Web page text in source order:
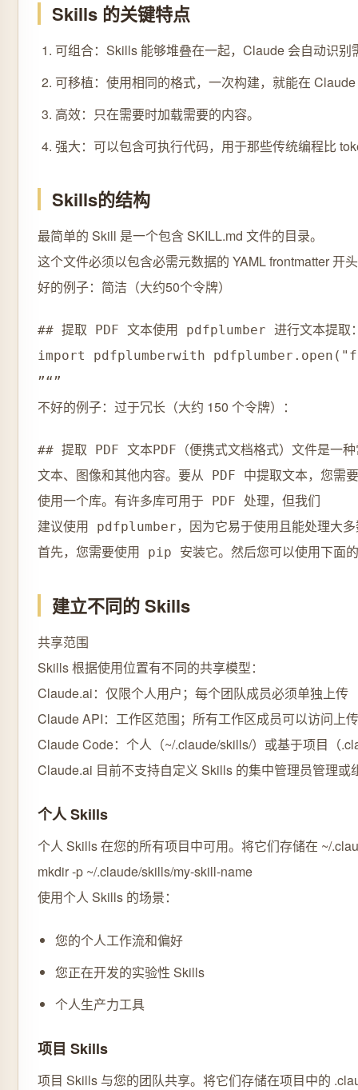
Skills 的关键特点
可组合：Skills 能够堆叠在一起，Claude 会自动识
可移植：使用相同的格式，一次构建，就能在
高效：只在需要时加载需要的内容。
强大：可以包含可执行代码，用于那些传统编程比
Skills的结构
最简单的 Skill 是一个包含 SKILL.md 文件的目录。
这个文件必须以包含必需元数据的 YAML frontmatter
好的例子：简洁（大约50个令牌）
## 提取 PDF 文本使用 pdfplumber 进行文本提取
import pdfplumberwith
不好的例子：过于冗长（大约 150 个令牌）：
## 提取 PDF 文本PDF（便携式文档格式）文件是一种
文本、图像和其他内容。要从 PDF 中提取文本，您需要
使用一个库。有许多库可用于 PDF 处理，但我们
建议使用 pdfplumber，因为它易于使用且能处理大多
建立不同的 Skills
共享范围
Skills 根据使用位置有不同的共享模型：
Claude.ai：仅限个人用户；每个团队成员必须单独上传
Claude API：工作区范围；所有工作区成员可以访问上
Claude Code：个人（~/.claude/skills/）或基于项目（
Claude.ai 目前不支持自定义 Skills 的集中管理员管理或
个人 Skills
个人 Skills 在您的所有项目中可用。将它们存储在 ~/
mkdir -p ~/.claude/skills/my-skill-name
使用个人 Skills 的场景：
您的个人工作流和偏好
您正在开发的实验性 Skills
个人生产力工具
项目 Skills
项目 Skills 与您的团队共享。将它们存储在项目中的